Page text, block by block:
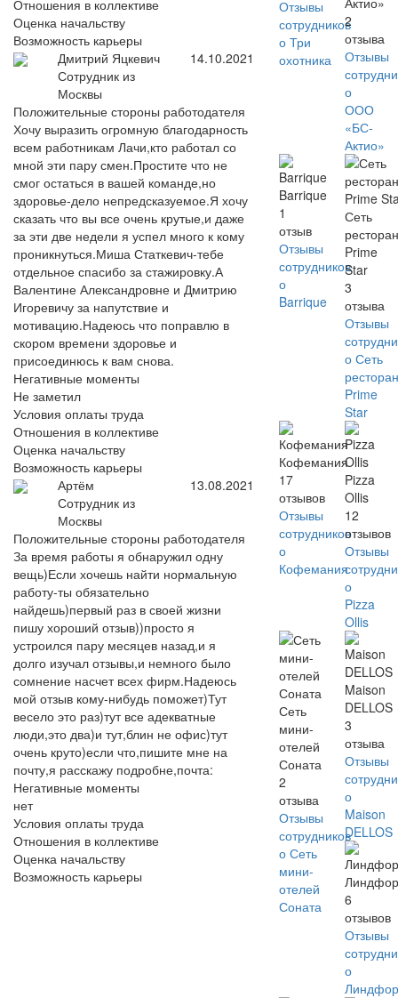
Отношения в коллективе
Оценка начальству
Возможность карьеры
Дмитрий Яцкевич
Сотрудник из
Москвы
14.10.2021
Положительные стороны работодателя
Хочу выразить огромную благодарность
всем работникам Лачи,кто работал со
мной эти пару смен.Простите что не
смог остаться в вашей команде,но
здоровье-дело непредсказуемое.Я хочу
сказать что вы все очень крутые,и даже
за эти две недели я успел много к кому
проникнуться.Миша Статкевич-тебе
отдельное спасибо за стажировку.А
Валентине Александровне и Дмитрию
Игоревичу за напутствие и
мотивацию.Надеюсь что поправлю в
скором времени здоровье и
присоединюсь к вам снова.
Негативные моменты
Не заметил
Условия оплаты труда
Отношения в коллективе
Оценка начальству
Возможность карьеры
Артём
Сотрудник из
Москвы
13.08.2021
Положительные стороны работодателя
За время работы я обнаружил одну
вещь)Если хочешь найти нормальную
работу-ты обязательно
найдешь)первый раз в своей жизни
пишу хороший отзыв))просто я
устроился пару месяцев назад,и я
долго изучал отзывы,и немного было
сомнение насчет всех фирм.Надеюсь
мой отзыв кому-нибудь поможет)Тут
весело это раз)тут все адекватные
люди,это два)и тут,блин не офис)тут
очень круто)если что,пишите мне на
почту,я расскажу подробне,почта:
Негативные моменты
нет
Условия оплаты труда
Отношения в коллективе
Оценка начальству
Возможность карьеры
Отзывы
сотрудников
о Три
охотника
2
отзыва
Отзывы
о
ООО
«БС-
Актио»
Barrique
1
отзыв
Отзывы
сотрудников
о
Barrique
Сеть
Prime
Star
3
отзыва
Отзывы
о Сеть
Prime
Star
Кофемания
17
отзывов
Отзывы
сотрудников
о
Кофемания
Pizza
Ollis
12
отзывов
Отзывы
о
Pizza
Ollis
Сеть
мини-
отелей
Соната
2
отзыва
Отзывы
сотрудников
о Сеть
мини-
отелей
Соната
Maison
DELLOS
3
отзыва
Отзывы
о
Maison
DELLOS
6
отзывов
Отзывы
о